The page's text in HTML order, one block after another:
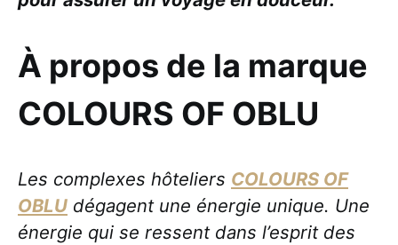
À propos de la marque
COLOURS OF OBLU
Les complexes hôteliers COLOURS OF
OBLU dégagent une énergie unique. Une
énergie qui se ressent dans l’esprit des